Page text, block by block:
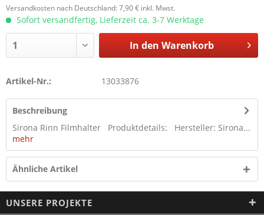
Versandkosten nach Deutschland: 7,90 € inkl. Mwst.
Sofort versandfertig, Lieferzeit ca. 3-7 Werktage
In den Warenkorb
Artikel-Nr.: 13033876
Beschreibung
Sirona Rinn Filmhalter Produktdetails: Hersteller: Sirona...
mehr
Ähnliche Artikel
UNSERE PROJEKTE